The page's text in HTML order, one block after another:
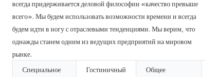
всегда придерживается деловой философии «качество превыше
всего». Мы будем использовать возможности времени и всегда
будем идти в ногу с отраслевыми тенденциями. Мы верим, что
однажды станем одним из ведущих предприятий на мировом
рынке.
Специальное
Гостиничный
Общее